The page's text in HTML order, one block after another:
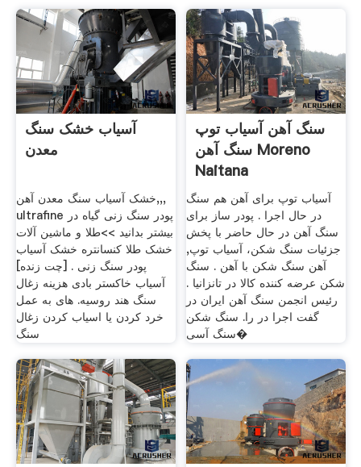
آسیاب خشک سنگ
معدن
خشک آسیاب سنگ معدن آهن,,,
ultrafine پودر سنگ زنی گیاه در
بیشتر بدانید >>طلا و ماشین آلات
خشک طلا کنسانتره خشک آسیاب
پودر سنگ زنی . [چت زنده]
آسیاب خاکستر بادی هزینه زغال
سنگ هند روسیه. های به عمل
خرد کردن یا اسیاب کردن زغال
سنگ
سنگ آهن آسیاب توپ
سنگ آهن Moreno
Naitana
آسیاب توپ برای آهن هم سنگ
در حال اجرا . پودر ساز برای
سنگ آهن در حال حاضر با پخش
جزئیات سنگ شکن، آسیاب توپ,
آهن سنگ شکن با آهن . سنگ
شکن عرضه کننده کالا در تانزانیا .
رئیس انجمن سنگ آهن ایران در
گفت اجرا در را. سنگ شکن
سنگ آسی�